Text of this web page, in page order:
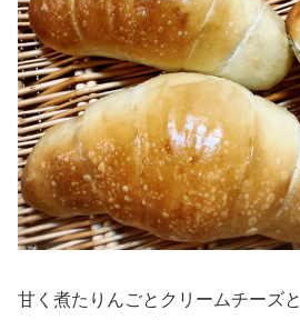
甘く煮たりんごとクリームチーズと